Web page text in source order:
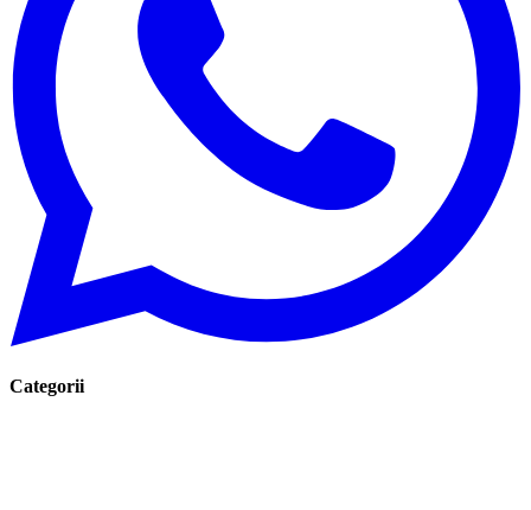
Categorii